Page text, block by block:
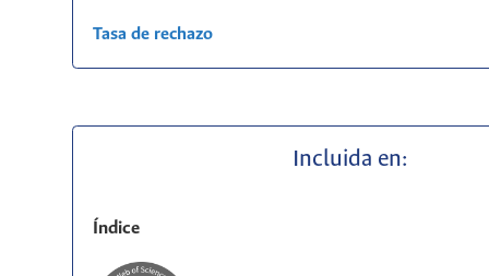
Tasa de rechazo
Incluida en:
Índice